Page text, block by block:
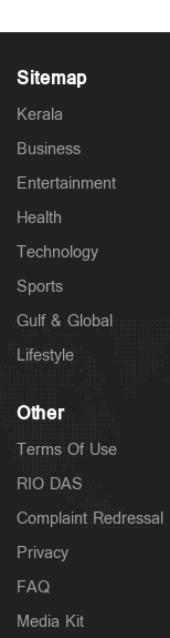
Sitemap
Kerala
Business
Entertainment
Health
Technology
Sports
Gulf & Global
Lifestyle
Other
Terms Of Use
RIO DAS
Complaint Redressal
Privacy
FAQ
Media Kit